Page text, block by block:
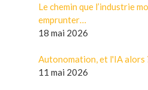
Le chemin que l’industrie
emprunter…
18 mai 2026
Autonomation, et l'IA alors
11 mai 2026